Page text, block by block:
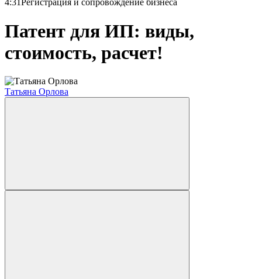
4:31Регистрация и сопровождение бизнеса
Патент для ИП: виды,
стоимость, расчет!
Татьяна Орлова